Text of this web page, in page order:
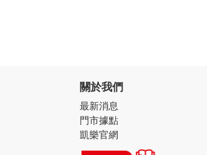
關於我們
最新消息
門市據點
凱樂官網